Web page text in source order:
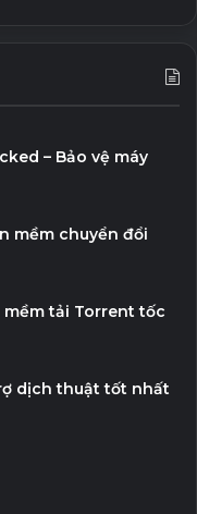
– Bảo vệ máy
mềm chuyển đổi
tải Torrent tốc
dịch thuật tốt nhất